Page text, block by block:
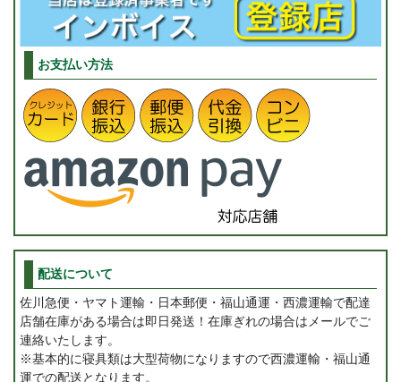
お支払い方法
配送について
佐川急便・ヤマト運輸・日本郵便・福山通運・西濃運輸で配達
店舗在庫がある場合は即日発送！在庫ぎれの場合はメールでご
連絡いたします。
※基本的に寝具類は大型荷物になりますので西濃運輸・福山通
運での配送となります。